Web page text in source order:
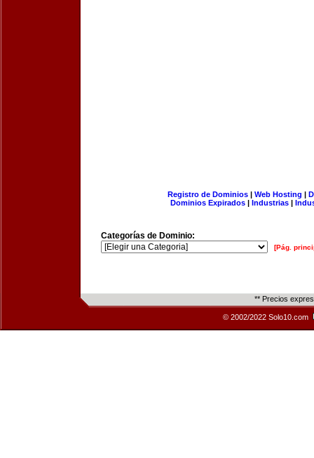
Registro de Dominios| Web Hosting |
Dominios Expirados | Industrias |
Categorías de Dominio:
[Pág.
** Precios
© 2002/2022 Solo10.com